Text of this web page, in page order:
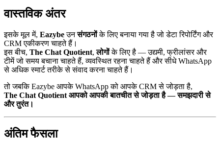
वास्तविक अंतर
इसके मूल में, Eazybeउनसंगठनोंके लिए बनाया गया है जो डेटा रिपोर्टिंग और
CRM एकीकरण चाहते हैं।
इस बीच, The Chat Quotient,लोगोंके लिए है — उद्यमी, फ्रीलांसर और
टीमें जो समय बचाना चाहते हैं, व्यवस्थित रहना चाहते हैं और सीधे WhatsApp
से अधिक स्मार्ट तरीके से संवाद करना चाहते हैं।
तो जबकि Eazybe आपके WhatsApp को आपके CRM से जोड़ता है,
The Chat Quotient आपको आपकी बातचीत से जोड़ता है — समझदारी से
और तुरंत।
अंतिम फैसला